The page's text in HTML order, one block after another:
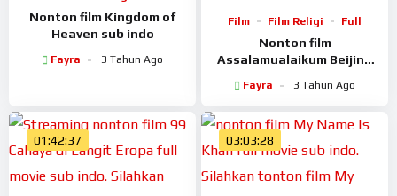
Nonton film Kingdom of
Heaven sub indo
Fayra 3 Tahun Ago
Film Film Religi Full
Nonton film
Assalamualaikum Beijing
Fayra 3 Tahun Ago
01:42:37 03:03:28